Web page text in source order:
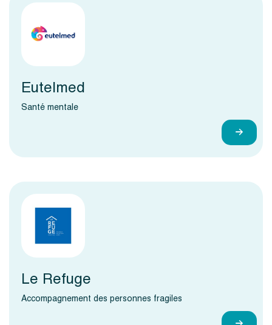
Eutelmed
Santé mentale
Le Refuge
Accompagnement des personnes fragiles